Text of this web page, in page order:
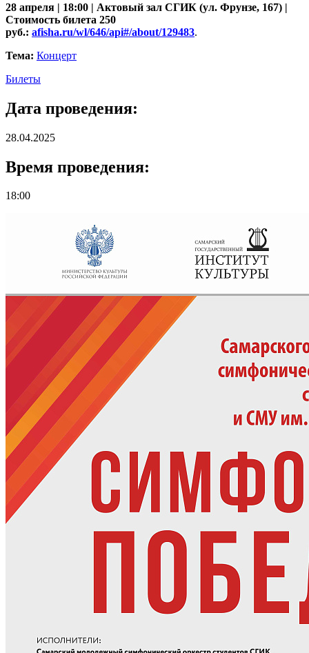
28 апреля | 18:00 | Актовый зал СГИК (ул. Фрунзе, 167) |
Стоимость билета 250
руб.: afisha.ru/wl/646/api#/about/129483.
Тема: Концерт
Билеты
Дата проведения:
28.04.2025
Время проведения:
18:00